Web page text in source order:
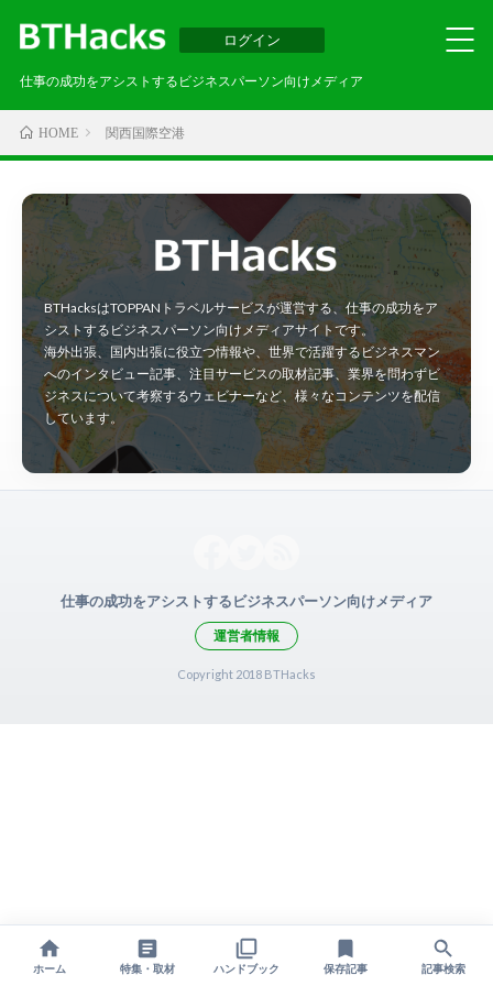
ログイン
仕事の成功をアシストするビジネスパーソン向けメディア
HOME 関西国際空港
BTHacksはTOPPANトラベルサービスが運営する、仕事の成功をア
シストするビジネスパーソン向けメディアサイトです。
海外出張、国内出張に役立つ情報や、世界で活躍するビジネスマン
へのインタビュー記事、注目サービスの取材記事、業界を問わずビ
ジネスについて考察するウェビナーなど、様々なコンテンツを配信
しています。
仕事の成功をアシストするビジネスパーソン向けメディア
運営者情報
Copyright 2018 BTHacks
ホーム 特集・取材 ハンドブック 保存記事 記事検索